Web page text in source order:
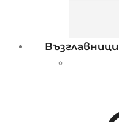
Възглавници